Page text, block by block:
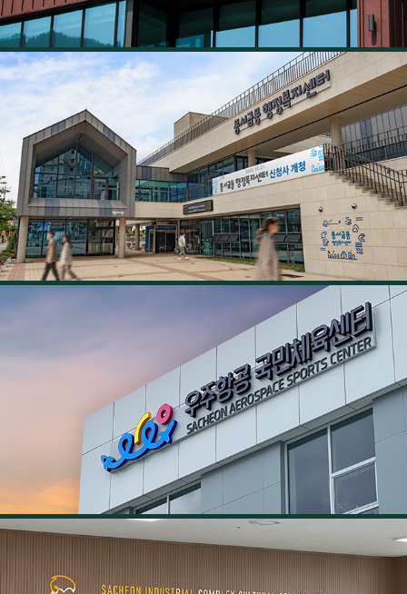
동서금동 행정복지센터 사이니지
2024
사천 우주항공 국민체육센터 사이니지
2023